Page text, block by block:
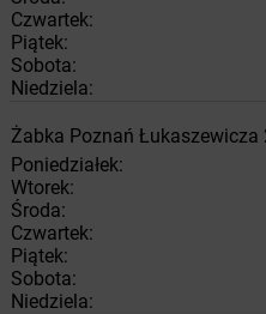
Czwartek:
Piątek:
Sobota:
Niedziela:
Żabka Poznań Łukaszewicza
Poniedziałek:
Wtorek:
Środa:
Czwartek:
Piątek:
Sobota:
Niedziela: